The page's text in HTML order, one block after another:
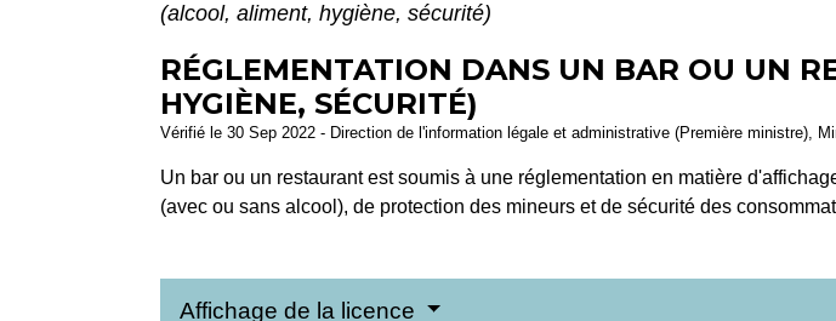
(alcool, aliment, hygiène, sécurité)
RÉGLEMENTATION DANS UN BAR OU UN
HYGIÈNE, SÉCURITÉ)
Vérifié le 30 Sep 2022 - Direction de l'information légale et administrative (Première ministre),
Un bar ou un restaurant est soumis à une réglementation en matière
(avec ou sans alcool), de protection des mineurs et de sécurité des
Affichage de la licence